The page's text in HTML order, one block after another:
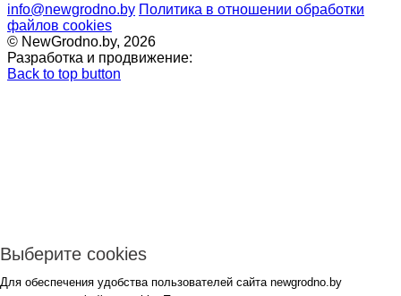
info@newgrodno.by Политика в отношении обработки
файлов cookies
© NewGrodno.by, 2026
Разработка и продвижение:
Back to top button
Выберите cookies
Для обеспечения удобства пользователей сайта newgrodno.by